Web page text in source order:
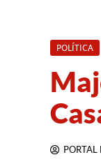
POLÍTICA
PORTAL